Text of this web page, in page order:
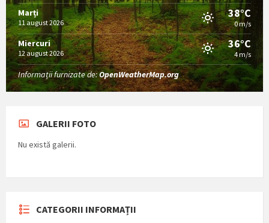
Marți
11 august 2026
38°C
0 m/s
Miercuri
12 august 2026
36°C
4 m/s
Informații furnizate de:OpenWeatherMap.org
GALERII FOTO
Nu există galerii.
CATEGORII INFORMAȚII